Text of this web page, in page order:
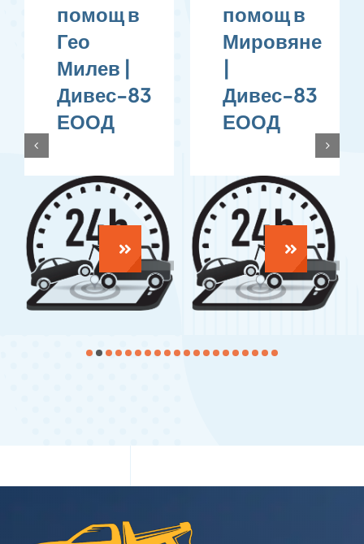
помощ в
Мировяне
Дивес-83
ЕООД
помощ в
Света
Троица |
Дивес-83
ЕООД